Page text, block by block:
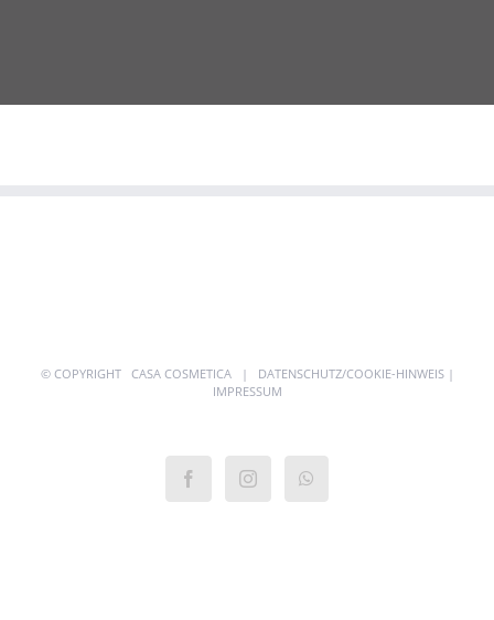
© COPYRIGHT CASA COSMETICA | DATENSCHUTZ/COOKIE-HINWEIS|
IMPRESSUM